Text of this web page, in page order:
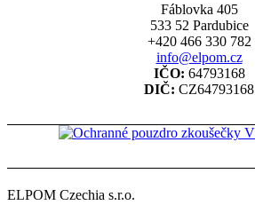
Fáblovka 405
533 52 Pardubice
+420 466 330 782
info@elpom.cz
IČO: 64793168
DIČ: CZ64793168
ELPOM Czechia s.r.o.